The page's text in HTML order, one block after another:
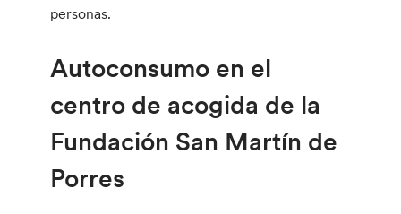
personas.
Autoconsumo en el
centro de acogida de la
Fundación San Martín de
Porres